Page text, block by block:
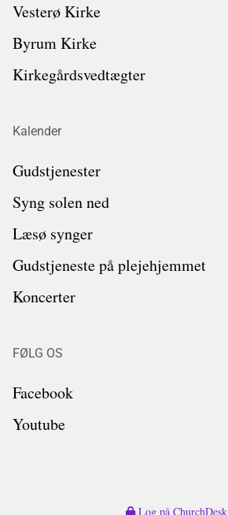
Vesterø Kirke
Byrum Kirke
Kirkegårdsvedtægter
Kalender
Gudstjenester
Syng solen ned
Læsø synger
Gudstjeneste på plejehjemmet
Koncerter
FØLG OS
Facebook
Youtube
Log på ChurchDesk